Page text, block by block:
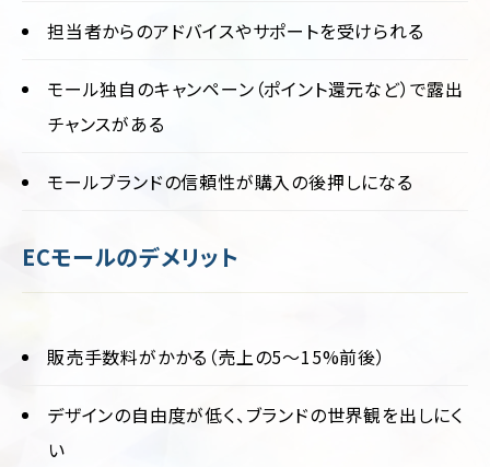
担当者からのアドバイスやサポートを受けられる
モール独自のキャンペーン（ポイント還元など）で露出
チャンスがある
モールブランドの信頼性が購入の後押しになる
ECモールのデメリット
販売手数料がかかる（売上の5〜15%前後）
デザインの自由度が低く、ブランドの世界観を出しにく
い